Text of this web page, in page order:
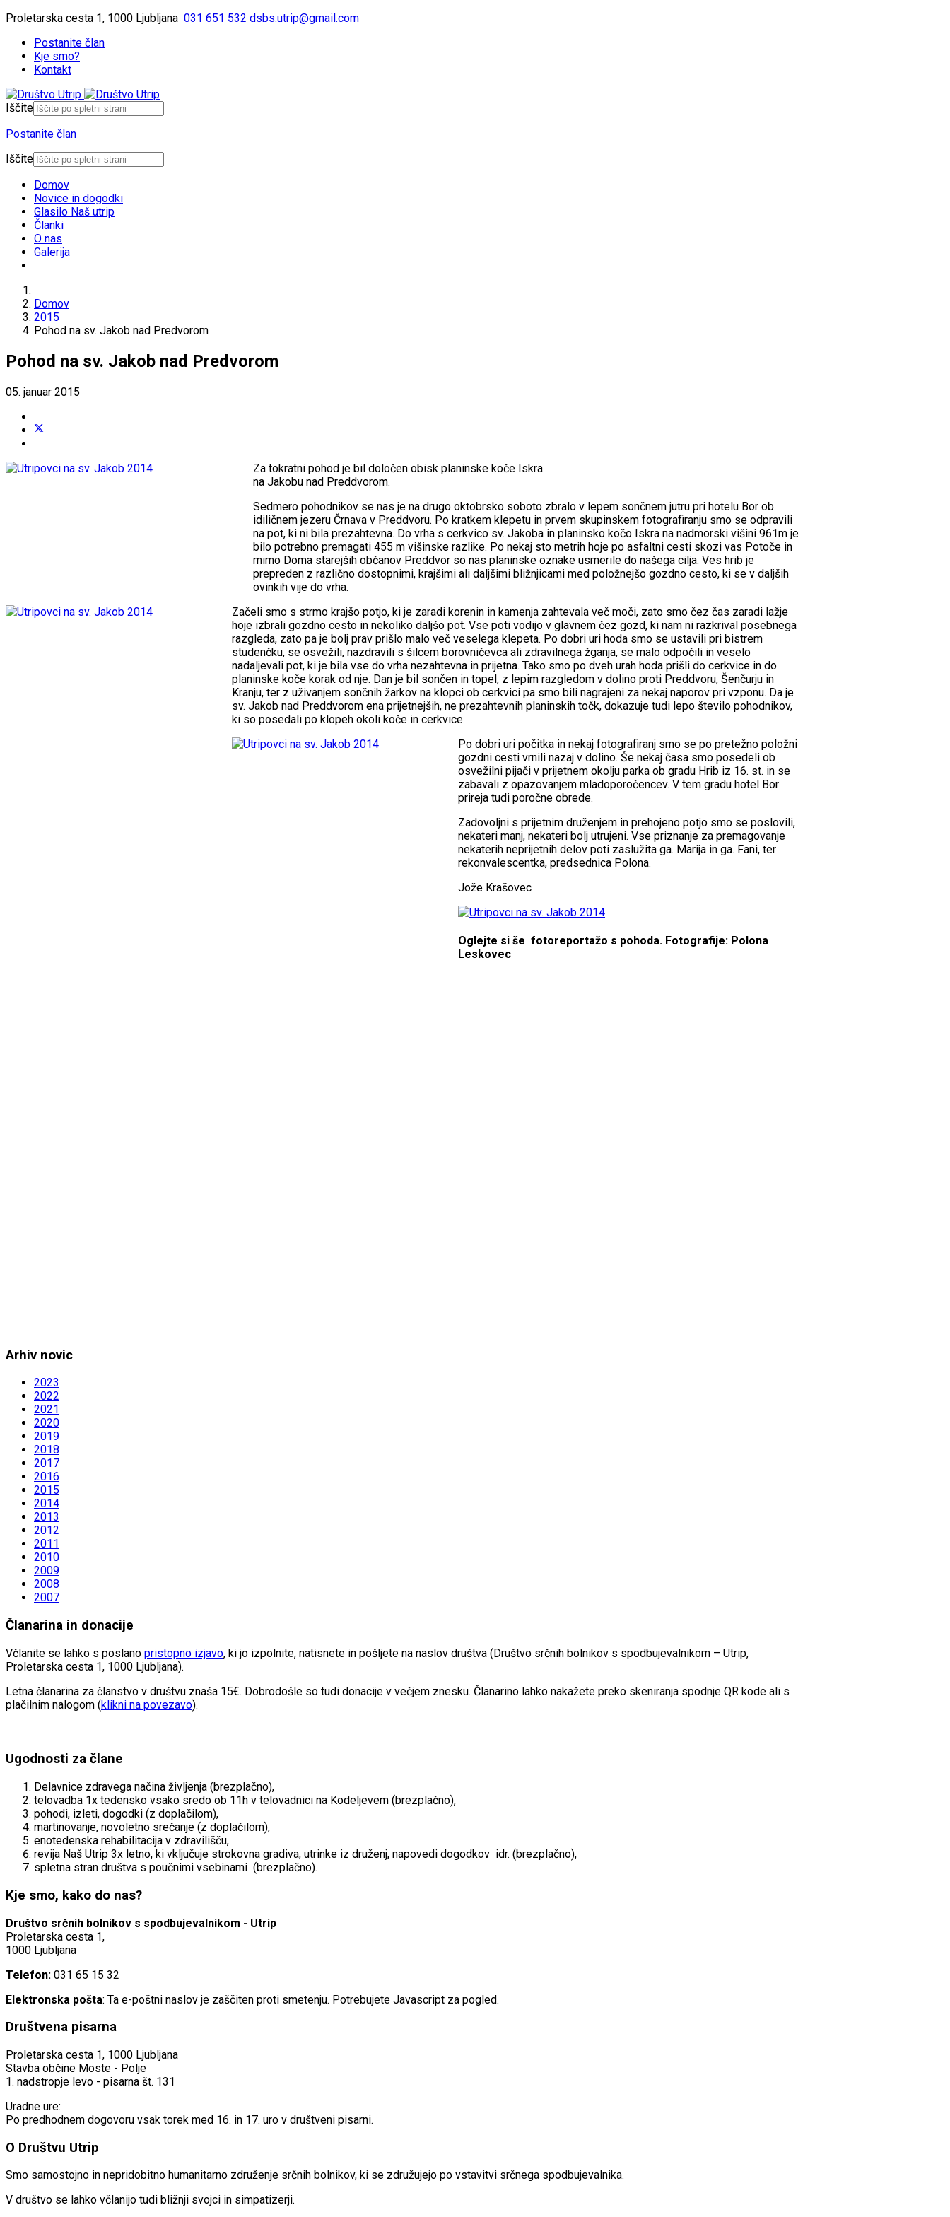
Proletarska cesta 1, 1000 Ljubljana 031 651 532 dsbs.utrip@gmail.com
Postanite član
Kje smo?
Kontakt
Iščite
Postanite član
Iščite
Domov
Novice in dogodki
Glasilo Naš utrip
Članki
O nas
Galerija
Domov
2015
Pohod na sv. Jakob nad Predvorom
Pohod na sv. Jakob nad Predvorom
05. januar 2015
Za tokratni pohod je bil določen obisk planinske koče Iskra
na Jakobu nad Preddvorom.
Sedmero pohodnikov se nas je na drugo oktobrsko soboto zbralo v lepem sončnem jutru pri hotelu Bor ob
idiličnem jezeru Črnava v Preddvoru. Po kratkem klepetu in prvem skupinskem fotografiranju smo se odpravili
na pot, ki ni bila prezahtevna. Do vrha s cerkvico sv. Jakoba in planinsko kočo Iskra na nadmorski višini 961m je
bilo potrebno premagati 455 m višinske razlike. Po nekaj sto metrih hoje po asfaltni cesti skozi vas Potoče in
mimo Doma starejših občanov Preddvor so nas planinske oznake usmerile do našega cilja. Ves hrib je
prepreden z različno dostopnimi, krajšimi ali daljšimi bližnjicami med položnejšo gozdno cesto, ki se v daljših
ovinkih vije do vrha.
Začeli smo s strmo krajšo potjo, ki je zaradi korenin in kamenja zahtevala več moči, zato smo čez čas zaradi lažje
hoje izbrali gozdno cesto in nekoliko daljšo pot. Vse poti vodijo v glavnem čez gozd, ki nam ni razkrival posebnega
razgleda, zato pa je bolj prav prišlo malo več veselega klepeta. Po dobri uri hoda smo se ustavili pri bistrem
studenčku, se osvežili, nazdravili s šilcem borovničevca ali zdravilnega žganja, se malo odpočili in veselo
nadaljevali pot, ki je bila vse do vrha nezahtevna in prijetna. Tako smo po dveh urah hoda prišli do cerkvice in do
planinske koče korak od nje. Dan je bil sončen in topel, z lepim razgledom v dolino proti Preddvoru, Šenčurju in
Kranju, ter z uživanjem sončnih žarkov na klopci ob cerkvici pa smo bili nagrajeni za nekaj naporov pri vzponu. Da je
sv. Jakob nad Preddvorom ena prijetnejših, ne prezahtevnih planinskih točk, dokazuje tudi lepo število pohodnikov,
ki so posedali po klopeh okoli koče in cerkvice.
Po dobri uri počitka in nekaj fotografiranj smo se po pretežno položni
gozdni cesti vrnili nazaj v dolino. Še nekaj časa smo posedeli ob
osvežilni pijači v prijetnem okolju parka ob gradu Hrib iz 16. st. in se
zabavali z opazovanjem mladoporočencev. V tem gradu hotel Bor
prireja tudi poročne obrede.
Zadovoljni s prijetnim druženjem in prehojeno potjo smo se poslovili,
nekateri manj, nekateri bolj utrujeni. Vse priznanje za premagovanje
nekaterih neprijetnih delov poti zaslužita ga. Marija in ga. Fani, ter
rekonvalescentka, predsednica Polona.
Jože Krašovec
Oglejte si še fotoreportažo s pohoda. Fotografije: Polona
Leskovec
Arhiv novic
2023
2022
2021
2020
2019
2018
2017
2016
2015
2014
2013
2012
2011
2010
2009
2008
2007
Članarina in donacije
Včlanite se lahko s poslano pristopno izjavo, ki jo izpolnite, natisnete in pošljete na naslov društva (Društvo srčnih bolnikov s spodbujevalnikom – Utrip,
Proletarska cesta 1, 1000 Ljubljana).
Letna članarina za članstvo v društvu znaša 15€. Dobrodošle so tudi donacije v večjem znesku. Članarino lahko nakažete preko skeniranja spodnje QR kode ali s
plačilnim nalogom (klikni na povezavo).
Ugodnosti za člane
Delavnice zdravega načina življenja (brezplačno),
telovadba 1x tedensko vsako sredo ob 11h v telovadnici na Kodeljevem (brezplačno),
pohodi, izleti, dogodki (z doplačilom),
martinovanje, novoletno srečanje (z doplačilom),
enotedenska rehabilitacija v zdravilišču,
revija Naš Utrip 3x letno, ki vključuje strokovna gradiva, utrinke iz druženj, napovedi dogodkov idr. (brezplačno),
spletna stran društva s poučnimi vsebinami (brezplačno).
Kje smo, kako do nas?
Društvo srčnih bolnikov s spodbujevalnikom - Utrip
Proletarska cesta 1,
1000 Ljubljana
Telefon: 031 65 15 32
Elektronska pošta: Ta e-poštni naslov je zaščiten proti smetenju. Potrebujete Javascript za pogled.
Društvena pisarna
Proletarska cesta 1, 1000 Ljubljana
Stavba občine Moste - Polje
1. nadstropje levo - pisarna št. 131
Uradne ure:
Po predhodnem dogovoru vsak torek med 16. in 17. uro v društveni pisarni.
O Društvu Utrip
Smo samostojno in nepridobitno humanitarno združenje srčnih bolnikov, ki se združujejo po vstavitvi srčnega spodbujevalnika.
V društvo se lahko včlanijo tudi bližnji svojci in simpatizerji.